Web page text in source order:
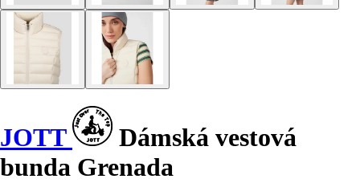
JOTT
Dámská vestová
bunda Grenada